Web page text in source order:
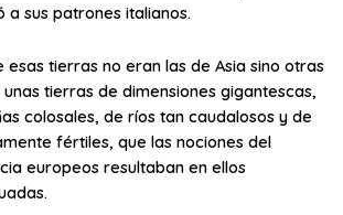
a sus patrones italianos.
esas tierras no eran las de Asia sino otras
unas tierras de dimensiones gigantescas,
colosales, de ríos tan caudalosos y de
fértiles, que las nociones del
europeos resultaban en ellos